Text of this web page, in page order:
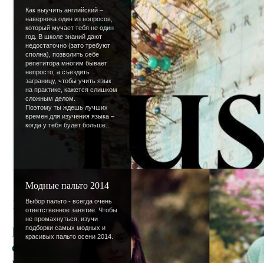
Как выучить английский –
наверняка один из вопросов,
который мучает тебя не один
год. В школе знаний дают
недостаточно (зато требуют
сполна), позволить себе
репетитора многим бывает
непросто, а съездить
заграницу, чтобы учить язык
на практике, кажется слишком
сложным делом.
Поэтому ты ждешь лучших
времен для изучения языка –
когда у тебя будет больше...
Модные пальто 2014
Выбор пальто - всегда очень
ответственное занятие. Чтобы
не промахнуться, изучи
подборки самых модных и
красивых пальто осени 2014.
1111 пользователей
Ни для кого не секрет, что не так давно
случилось грандиозное событие - 1000